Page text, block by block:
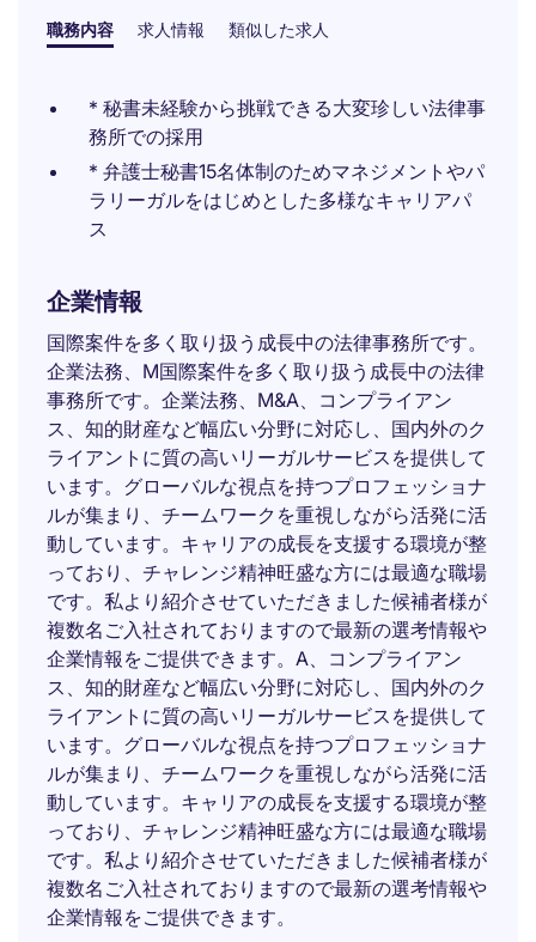
職務内容 求人情報 類似した求人
* 秘書未経験から挑戦できる大変珍しい法律事
務所での採用
* 弁護士秘書15名体制のためマネジメントやパ
ラリーガルをはじめとした多様なキャリアパ
ス
企業情報
国際案件を多く取り扱う成長中の法律事務所です。
企業法務、M国際案件を多く取り扱う成長中の法律
事務所です。企業法務、M&A、コンプライアン
ス、知的財産など幅広い分野に対応し、国内外のク
ライアントに質の高いリーガルサービスを提供して
います。グローバルな視点を持つプロフェッショナ
ルが集まり、チームワークを重視しながら活発に活
動しています。キャリアの成長を支援する環境が整
っており、チャレンジ精神旺盛な方には最適な職場
です。私より紹介させていただきました候補者様が
複数名ご入社されておりますので最新の選考情報や
企業情報をご提供できます。A、コンプライアン
ス、知的財産など幅広い分野に対応し、国内外のク
ライアントに質の高いリーガルサービスを提供して
います。グローバルな視点を持つプロフェッショナ
ルが集まり、チームワークを重視しながら活発に活
動しています。キャリアの成長を支援する環境が整
っており、チャレンジ精神旺盛な方には最適な職場
です。私より紹介させていただきました候補者様が
複数名ご入社されておりますので最新の選考情報や
企業情報をご提供できます。